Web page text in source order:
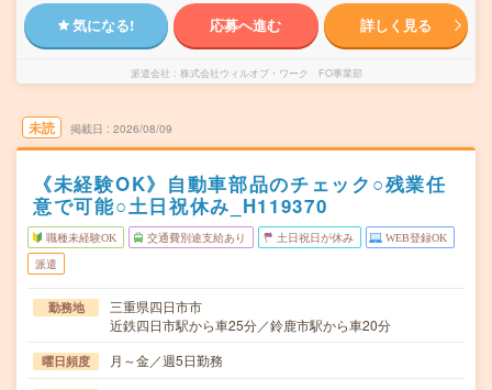
気になる! 応募へ進む 詳しく見る
派遣会社 株式会社ウィルオブ・ワーク FO事業部
未読 掲載日 2026/08/09
《未経験OK》自動車部品のチェック○残業任
意で可能○土日祝休み_H119370
職種未経験OK 交通費別途支給あり 土日祝日が休み WEB登録OK
派遣
勤務地
三重県四日市市
近鉄四日市駅から車25分／鈴鹿市駅から車20分
曜日頻度 月～金／週5日勤務